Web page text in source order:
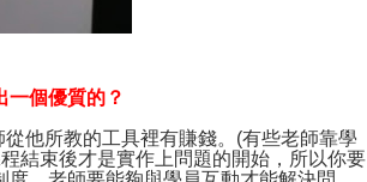
一個優質的？
從他所教的工具裡有賺錢。 (有些老師靠學
結束後才是實作上問題的開始，所以你要